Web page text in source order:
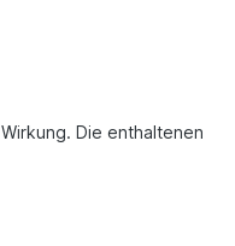
Die enthaltenen